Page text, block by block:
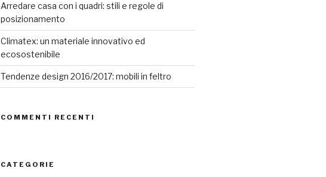
Arredare casa con i quadri: stili e regole di
posizionamento
Climatex: un materiale innovativo ed
ecosostenibile
Tendenze design 2016/2017: mobili in feltro
COMMENTI RECENTI
CATEGORIE